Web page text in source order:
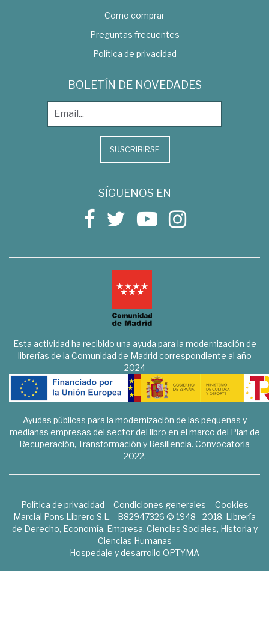
Como comprar
Preguntas frecuentes
Política de privacidad
BOLETÍN DE NOVEDADES
SUSCRIBIRSE
SÍGUENOS EN
Esta actividad ha recibido una ayuda para la modernización de
librerías de la Comunidad de Madrid correspondiente al año
2024
Ayudas públicas para la modernización de las pequeñas y
medianas empresas del sector del libro en el marco del Plan de
Recuperación, Transformación y Resiliencia. Convocatoria
2022.
Política de privacidad Condiciones generales
Cookies
Marcial Pons Librero S.L. - B82947326 © 1948 - 2018. Librería
de Derecho, Economía, Empresa, Ciencias Sociales, Historia y
Ciencias Humanas
Hospedaje y desarrollo OPTYMA